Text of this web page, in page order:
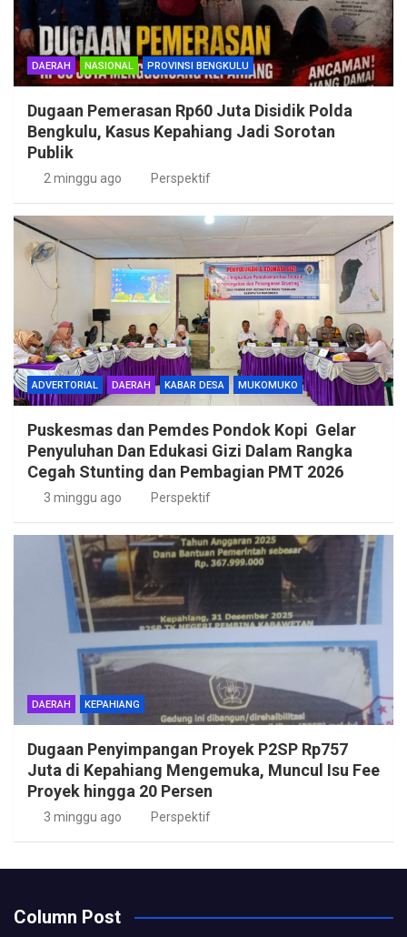
DAERAH NASIONAL PROVINSI BENGKULU
Dugaan Pemerasan Rp60 Juta Disidik Polda
Bengkulu, Kasus Kepahiang Jadi Sorotan
Publik
2 minggu ago Perspektif
ADVERTORIAL DAERAH KABAR DESA MUKOMUKO
Puskesmas dan Pemdes Pondok Kopi Gelar
Penyuluhan Dan Edukasi Gizi Dalam Rangka
Cegah Stunting dan Pembagian PMT 2026
3 minggu ago Perspektif
DAERAH KEPAHIANG
Dugaan Penyimpangan Proyek P2SP Rp757
Juta di Kepahiang Mengemuka, Muncul Isu Fee
Proyek hingga 20 Persen
3 minggu ago Perspektif
Column Post